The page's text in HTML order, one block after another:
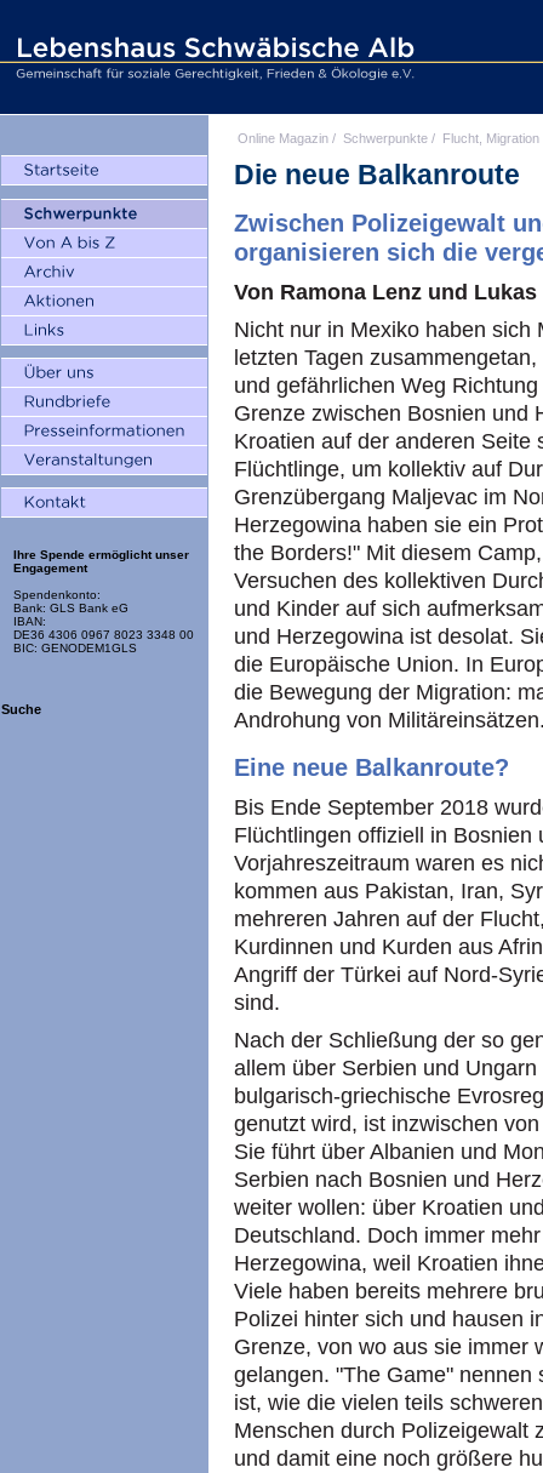
Ihre Spende ermöglicht unser
Engagement
Spendenkonto:
Bank: GLS Bank eG
IBAN:
DE36 4306 0967 8023 3348 00
BIC: GENODEM1GLS
Suche
Online Magazin / Schwerpunkte / Flucht, Migration
Die neue Balkanroute
Zwischen Polizeigewalt
organisieren sich die
Von Ramona Lenz und
Nicht nur in Mexiko haben sich
letzten Tagen
und gefährlichen Weg
Grenze zwischen Bosnien und
Kroatien auf der anderen Seite
Flüchtlinge, um kollektiv auf
Grenzübergang Maljevac im
Herzegowina haben sie ein
the Borders!" Mit diesem
Versuchen des kollektiven
und Kinder auf sich
und Herzegowina ist desolat.
die Europäische Union. In
die Bewegung der Migration:
Androhung von
Eine neue Balkanroute?
Bis Ende September 2018
Flüchtlingen offiziell in
Vorjahreszeitraum waren es
kommen aus Pakistan, Iran,
mehreren Jahren auf der
Kurdinnen und Kurden aus
Angriff der Türkei auf Nord-
sind.
Nach der Schließung der so
allem über Serbien und
bulgarisch-griechische
genutzt wird, ist inzwischen
Sie führt über Albanien und
Serbien nach Bosnien und
weiter wollen: über Kroatien
Deutschland. Doch immer
Herzegowina, weil Kroatien
Viele haben bereits mehrere
Polizei hinter sich und hausen
Grenze, von wo aus sie immer
gelangen. "The Game"
ist, wie die vielen teils
Menschen durch Polizeigewalt
und damit eine noch größere